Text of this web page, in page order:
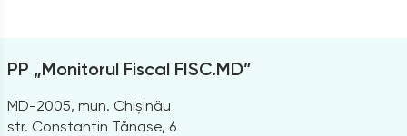
PP „Monitorul Fiscal FISC.MD”
MD-2005, mun. Chișinău
str. Constantin Tănase, 6